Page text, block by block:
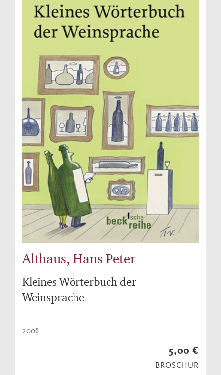
Althaus, Hans Peter
Kleines Wörterbuch der
Weinsprache
2008
5,00 €
BROSCHUR